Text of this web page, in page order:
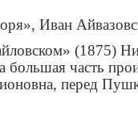
Иван
(1875)
большая часть
перед